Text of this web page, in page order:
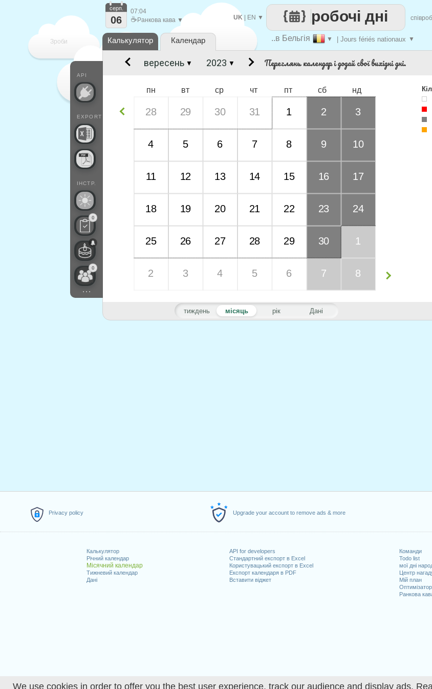
We use cookies in order to offer you the best user experience, track our audience and display ads.
Privacy policy Upgrade your account to remove ads & more
Калькулятор
Річний календар
Місячний календар
Тижневий календар
Дані
API for developers
Стандартний експорт в Excel
Користувацький експорт в Excel
Експорт календаря в PDF
Вставити віджет
Команди
Todo list
мої дні
Центр
Мій план
Ранкова
Зроби ..в Бельгія ▼ | Jours fériés nationaux ▼
робочі дні
UK| EN ▼
API
EXPORT
ІНСТР.
0
0
...
серп.
06
07:04
☕ Ранкова кава ▼
Калькулятор Календар
Переглянь календар і додай свої вихідні дні.
тиждень місяць рік Дані
пн вт ср чт пт сб нд
28 29 30 31 1 2 3
4 5 6 7 8 9 10
11 12 13 14 15 16 17
18 19 20 21 22 23 24
25 26 27 28 29 30 1
2 3 4 5 6 7 8
▼ ▼